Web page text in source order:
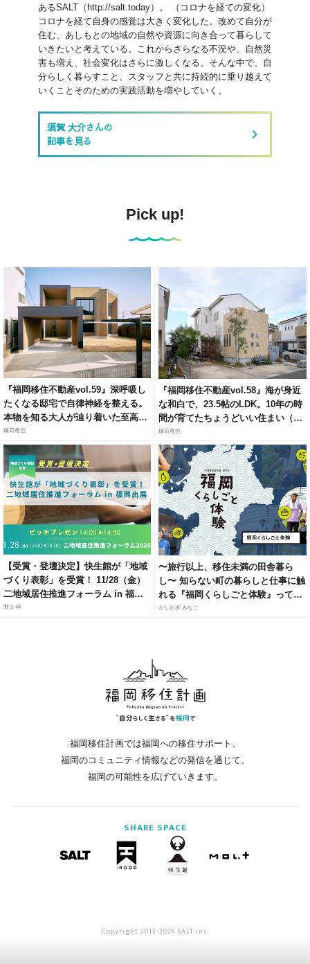
あるSALT（http://salt.today）。 （コロナを経ての変化）
コロナを経て自身の感覚は大きく変化した。改めて自分が
住む、あしもとの地域の自然や資源に向き合って暮らして
いきたいと考えている。これからさらなる不況や、自然災
害も増え、社会変化はさらに激しくなる。そんな中で、自
分らしく暮らすこと、スタッフと共に持続的に乗り越えて
いくことそのための実践活動を増やしていく。
須賀 大介さんの
記事を見る
keyboard_arrow_right
Pick up!
『福岡移住不動産vol.59』深呼吸し
たくなる邸宅で自律神経を整える。
本物を知る大人が辿り着いた至高の
リトリート（福岡市城南区梅林）
鎌苅竜也
『福岡移住不動産vol.58』海が身近
な和白で、23.5帖のLDK。10年の時
間が育てたちょうどいい住まい（福
岡市東区和白6）
鎌苅竜也
【受賞・登壇決定】快生館が「地域
づくり表彰」を受賞！ 11/28（金）
二地域居住推進フォーラム in 福岡
にて、官民連携モデルによる「居・
野上 梓
〜旅行以上、移住未満の田舎暮ら
し〜 知らない町の暮らしと仕事に触
れる『福岡くらしごと体験』って知
ってる？
かしわぎ みなこ
福岡移住計画では福岡への移住サポート、
福岡のコミュニティ情報などの発信を通じて、
福岡の可能性を広げていきます。
SHARE SPACE
Copyright 2013-2026 SALT inc.